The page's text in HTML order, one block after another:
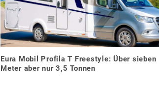
Eura Mobil Profila T Freestyle: Über sieben
Meter aber nur 3,5 Tonnen